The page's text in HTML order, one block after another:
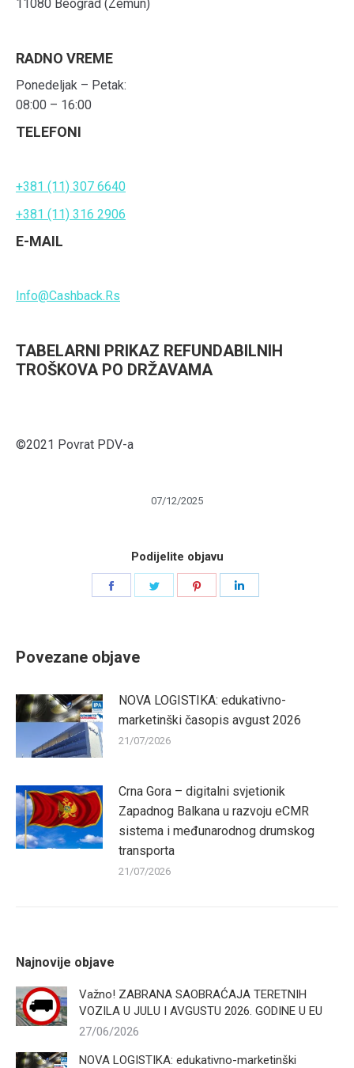
11080 Beograd (Zemun)
RADNO VREME
Ponedeljak – Petak:
08:00 – 16:00
TELEFONI
+381 (11) 307 6640
+381 (11) 316 2906
E-MAIL
Info@Cashback.Rs
TABELARNI PRIKAZ REFUNDABILNIH
TROŠKOVA PO DRŽAVAMA
©2021 Povrat PDV-a
07/12/2025
Podijelite objavu
Povezane objave
NOVA LOGISTIKA: edukativno-
marketinški časopis avgust 2026
21/07/2026
Crna Gora – digitalni svjetionik
Zapadnog Balkana u razvoju eCMR
sistema i međunarodnog drumskog
transporta
21/07/2026
Najnovije objave
Važno! ZABRANA SAOBRAĆAJA TERETNIH
VOZILA U JULU I AVGUSTU 2026. GODINE U EU
27/06/2026
NOVA LOGISTIKA: edukativno-marketinški